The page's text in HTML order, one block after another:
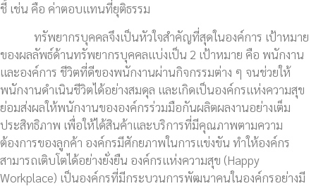
ชี้ เช่น คือ ค่าตอบแทนที่ยุติธรรม
ทรัพยากรบุคคลจึงเป็นหัวใจสำคัญที่สุดในองค์การ เป้าหมาย
ของผลลัพธ์ด้านทรัพยากรบุคคลแบ่งเป็น 2 เป้าหมาย คือ พนักงาน
และองค์การ ชีวิตที่ดีของพนักงานผ่านกิจกรรมต่าง ๆ จนช่วยให้
พนักงานดำเนินชีวิตได้อย่างสมดุล และเกิดเป็นองค์กรแห่งความสุข
ย่อมส่งผลให้พนักงานขององค์กรร่วมมือกันผลิตผลงานอย่างเต็ม
ประสิทธิภาพ เพื่อให้ได้สินค้าและบริการที่มีคุณภาพตามความ
ต้องการของลูกค้า องค์กรมีศักยภาพในการแข่งขัน ทำให้องค์กร
สามารถเติบโตได้อย่างยั่งยืน องค์กรแห่งความสุข (Happy
Workplace) เป็นองค์กรที่มีกระบวนการพัฒนาคนในองค์กรอย่างมี